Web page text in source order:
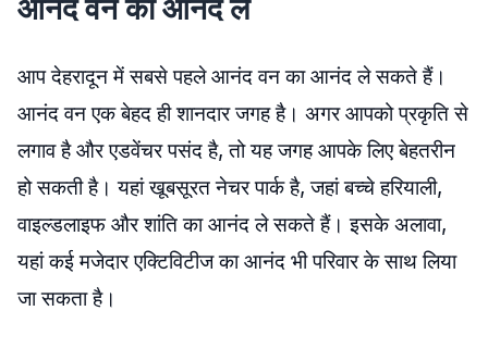
आनंद वन का आनंद ले
आप देहरादून में सबसे पहले आनंद वन का आनंद ले सकते हैं।
आनंद वन एक बेहद ही शानदार जगह है। अगर आपको प्रकृति से
लगाव है और एडवेंचर पसंद है, तो यह जगह आपके लिए बेहतरीन
हो सकती है। यहां खूबसूरत नेचर पार्क है, जहां बच्चे हरियाली,
वाइल्डलाइफ और शांति का आनंद ले सकते हैं। इसके अलावा,
यहां कई मजेदार एक्टिविटीज का आनंद भी परिवार के साथ लिया
जा सकता है।